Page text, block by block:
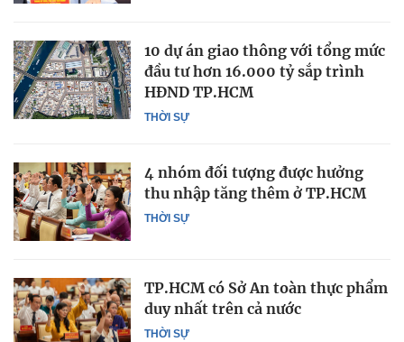
THỜI SỰ
10 dự án giao thông với tổng mức
đầu tư hơn 16.000 tỷ sắp trình
HĐND TP.HCM
THỜI SỰ
4 nhóm đối tượng được hưởng
thu nhập tăng thêm ở TP.HCM
THỜI SỰ
TP.HCM có Sở An toàn thực phẩm
duy nhất trên cả nước